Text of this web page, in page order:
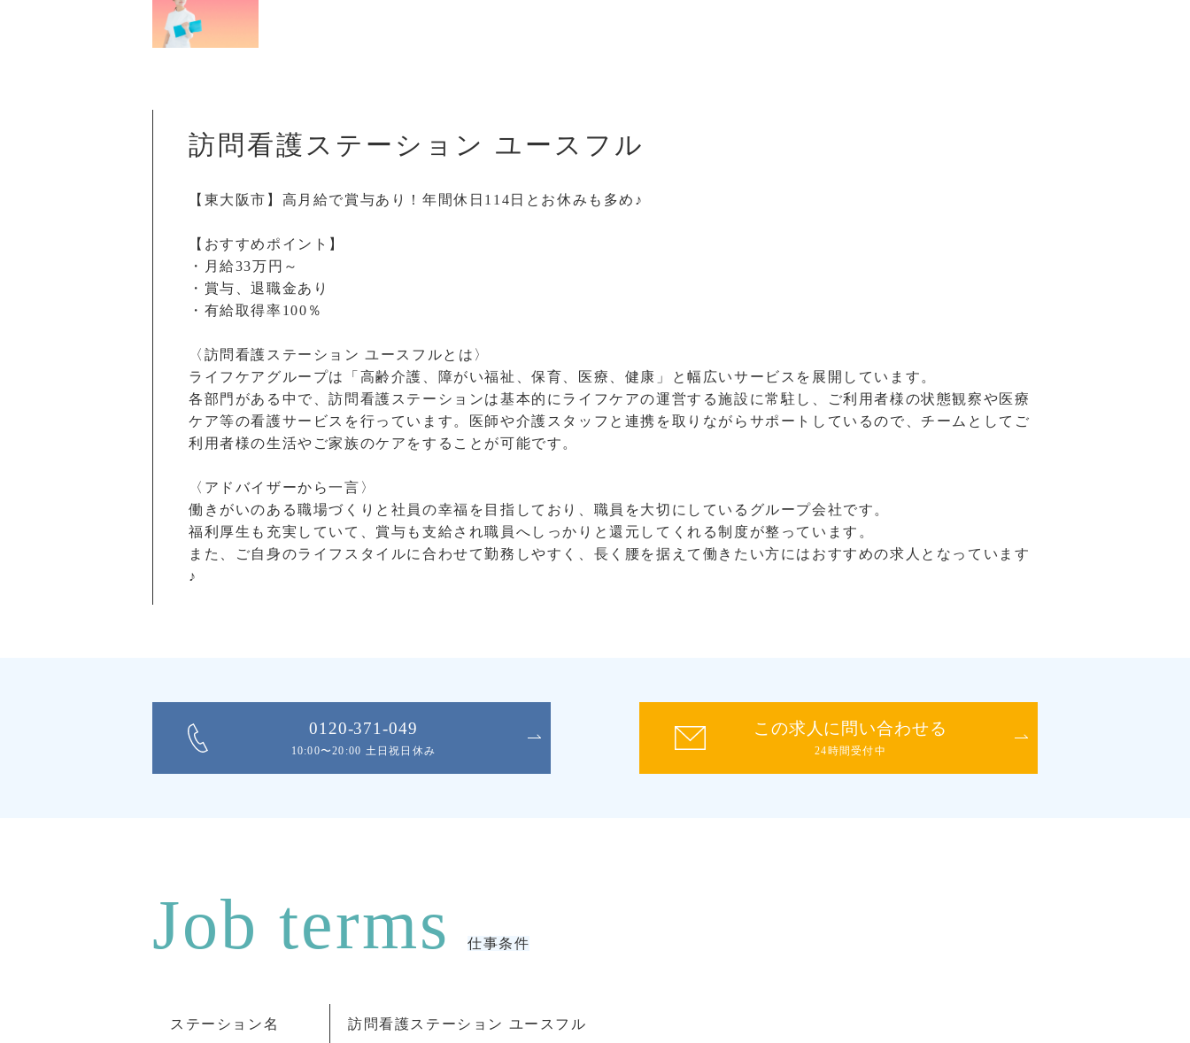
訪問看護ステーション ユースフル
【東大阪市】高月給で賞与あり！年間休日114日とお休みも多め♪
【おすすめポイント】
・月給33万円～
・賞与、退職金あり
・有給取得率100％
〈訪問看護ステーション ユースフルとは〉
ライフケアグループは「高齢介護、障がい福祉、保育、医療、健康」と幅広いサービスを展開しています。
各部門がある中で、訪問看護ステーションは基本的にライフケアの運営する施設に常駐し、ご利用者様の状態観察や医療
ケア等の看護サービスを行っています。医師や介護スタッフと連携を取りながらサポートしているので、チームとしてご
利用者様の生活やご家族のケアをすることが可能です。
〈アドバイザーから一言〉
働きがいのある職場づくりと社員の幸福を目指しており、職員を大切にしているグループ会社です。
福利厚生も充実していて、賞与も支給され職員へしっかりと還元してくれる制度が整っています。
また、ご自身のライフスタイルに合わせて勤務しやすく、長く腰を据えて働きたい方にはおすすめの求人となっています
♪
0120-371-049
10:00〜20:00 土日祝日休み
この求人に問い合わせる
24時間受付中
仕事条件
ステーション名 訪問看護ステーション ユースフル